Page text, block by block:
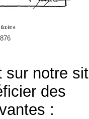
sur notre
des
: